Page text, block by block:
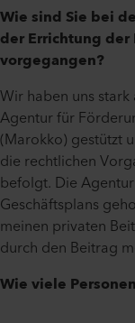
Wie sind Sie bei
der Errichtung
vorgegangen?
Wir haben uns
Agentur für
(Marokko) gestützt
die rechtlichen
befolgt. Die
Geschäftsplans
meinen privaten
durch den Beitrag
Wie viele